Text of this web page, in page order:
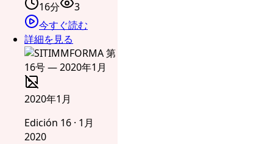
16分
3
今すぐ読む
詳細を見る
2020年1月
Edición 16 · 1月
2020